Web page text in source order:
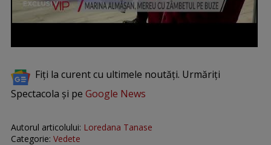
Fiți la curent cu ultimele noutăți. Urmăriți
Spectacola și pe Google News
Autorul articolului: Loredana Tanase
Categorie: Vedete